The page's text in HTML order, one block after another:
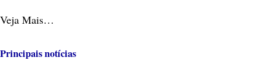
Veja Mais…
Principais notícias